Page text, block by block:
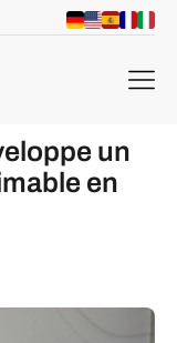
menu
un
en